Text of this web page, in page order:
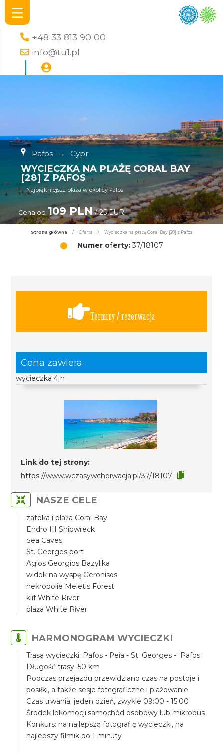
+48 33 813 90 00
info@tu1.pl
Pafos → Cypr
WYCIECZKA NA PLAŻĘ CORAL BAY
[28] Z PAFOS
Najpiękniejsza plaża w okolicy Pafos
Cena od 109 PLN/ 25 EUR
Strona główna / Oferta / Wycieczka na plażę Coral Bay [28] z Pafos
Numer oferty:37/18107
Terminy / rezerwacja
Cena zawiera
wycieczka 4 h
Link do tej strony:
https://www.wczasywchorwacja.pl/37/18107
NASZE CELE
zatoka i plaża Coral Bay
Endro III Shipwreck
Sea Caves
St. Georges port
Agios Georgios Bazylika
widok na wyspę Geronisos
nekropolie Meletis Forest
klif White River
plaża White River
HARMONOGRAM WYCIECZKI
Trasa wycieczki: Pafos - Peia - St. Georges - Pafos
Długość trasy: 50 km
Podczas przejazdu przewidziano czas na postoje i
posiłki, a także sesje fotograficzne i plażowanie
Czas trwania: jeden dzień, zwykle 09:00 - 15:00
Środek lokomocji:samochód osobowy lub mikrobus
Konkurs: na najlepszą fotografię wycieczki, na
najlepszy filmik do 1 minuty